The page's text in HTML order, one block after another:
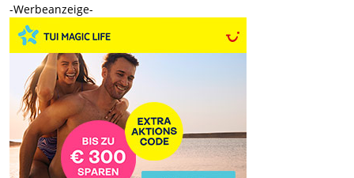
-Werbeanzeige-